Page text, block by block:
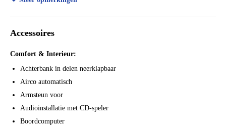
Accessoires
Comfort & Interieur:
Achterbank in delen neerklapbaar
Airco automatisch
Armsteun voor
Audioinstallatie met CD-speler
Boordcomputer